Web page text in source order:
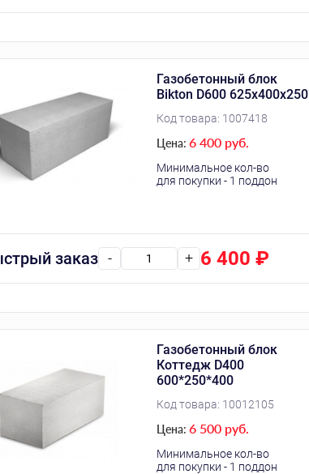
Газобетонный блок
Bikton D600 625х400х250
Код товара: 1007418
Цена: 6 400 руб.
Минимальное кол-во
для покупки - 1 поддон
заказ - + 6 400 ₽
Газобетонный блок
Коттедж D400
600*250*400
Код товара: 10012105
Цена: 6 500 руб.
Минимальное кол-во
для покупки - 1 поддон